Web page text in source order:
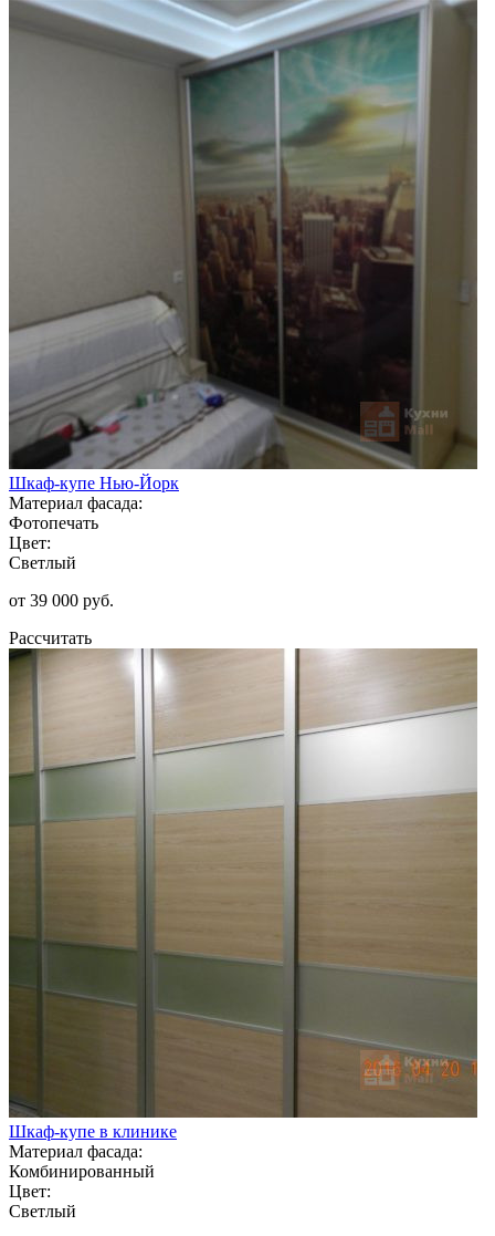
Шкаф-купе Нью-Йорк
Материал фасада:
Фотопечать
Цвет:
Светлый
от 39 000 руб.
Рассчитать
Шкаф-купе в клинике
Материал фасада:
Комбинированный
Цвет:
Светлый